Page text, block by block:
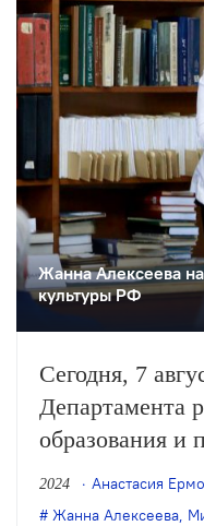
по
традиционных
ценностей» и
политики».
Жанна Алексеева
культуры РФ
Сегодня, 7
Департамента
образования и
Минкультуры
назначена
2024
Анастасия
Жанна Алексеева